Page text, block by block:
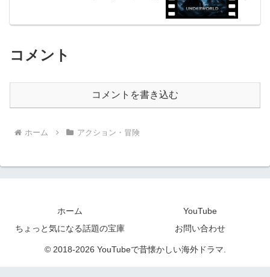
コメント
コメントを書き込む
ホーム アクション・冒険
ホーム
YouTube
ちょっと気になる話題の宝庫
お問い合わせ
© 2018-2026 YouTubeで昔懐かしい海外ドラマ.